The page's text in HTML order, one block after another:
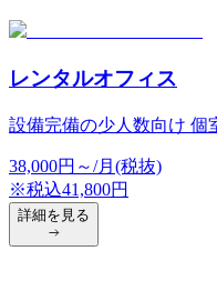
レンタルオフィス
設備完備の少人数向け 個
38,000円 ～/月(税抜)
※税込41,800円
詳細を見る